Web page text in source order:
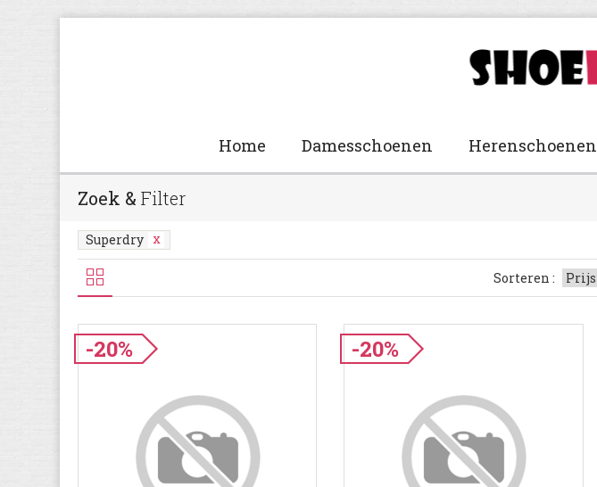
Home Damesschoenen Herenschoenen
Zoek & Filter
Superdry
Sorteren :
-20% -20%